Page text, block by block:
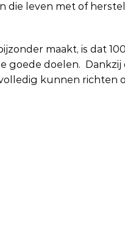
die leven met of
maakt, is dat
goede doelen.
kunnen richten